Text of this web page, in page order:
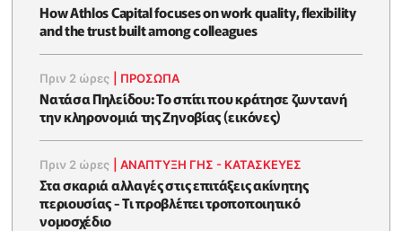
How Athlos Capital focuses on work quality, flexibility
and the trust built among colleagues
Πριν 2 ώρες ΠΡΟΣΩΠΑ
Νατάσα Πηλείδου: Το σπίτι που κράτησε ζωντανή
την κληρονομιά της Ζηνοβίας (εικόνες)
Πριν 2 ώρες |ΑΝΑΠΤΥΞΗ ΓΗΣ - ΚΑΤΑΣΚΕΥΕΣ
Στα σκαριά αλλαγές στις επιτάξεις ακίνητης
περιουσίας - Τι προβλέπει τροποποιητικό
νομοσχέδιο